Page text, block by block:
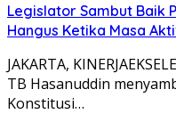
Legislator Sambut Baik
Hangus Ketika Masa
JAKARTA,
TB Hasanuddin
Konstitusi…